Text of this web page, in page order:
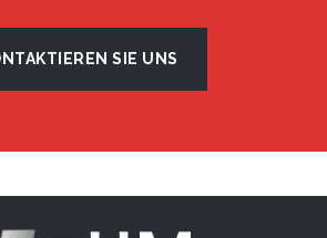
SIE UNS